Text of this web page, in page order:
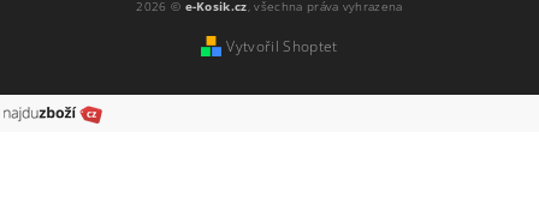
2026 © e-Kosik.cz, všechna práva vyhrazena
Vytvořil Shoptet